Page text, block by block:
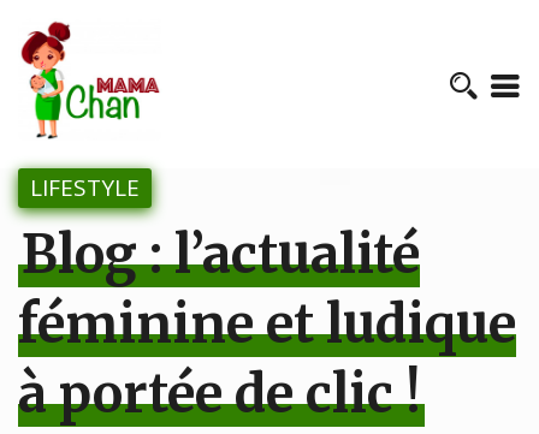
LIFESTYLE
Blog : l’actualité
féminine et ludique
à portée de clic !